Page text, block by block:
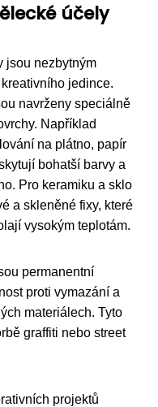
účely
jsou nezbytným
jedince.
navrženy speciálně
Například
na plátno, papír
bohatší barvy a
Pro keramiku a sklo
a skleněné fixy, které
vysokým teplotám.
permanentní
proti vymazání a
materiálech. Tyto
graffiti nebo street
projektů